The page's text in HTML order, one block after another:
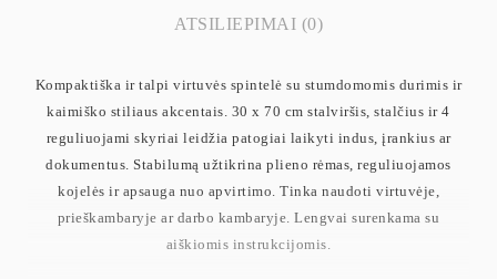
ATSILIEPIMAI (0)
Kompaktiška ir talpi virtuvės spintelė su stumdomomis durimis ir
kaimiško stiliaus akcentais. 30 x 70 cm stalviršis, stalčius ir 4
reguliuojami skyriai leidžia patogiai laikyti indus, įrankius ar
dokumentus. Stabilumą užtikrina plieno rėmas, reguliuojamos
kojelės ir apsauga nuo apvirtimo. Tinka naudoti virtuvėje,
prieškambaryje ar darbo kambaryje. Lengvai surenkama su
aiškiomis instrukcijomis.